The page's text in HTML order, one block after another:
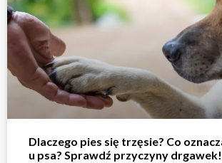
Dlaczego pies się trzęsie? Co
u psa? Sprawdź przyczyny drgawek!